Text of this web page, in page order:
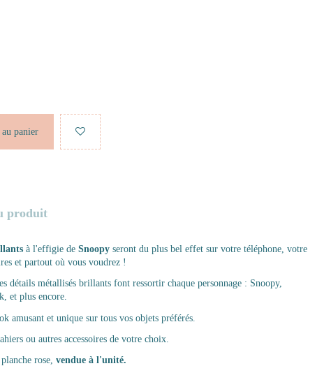
panier
produit
à l'effigie de Snoopy seront du plus bel effet sur votre téléphone, votre
et partout où vous voudrez !
détails métallisés brillants font ressortir chaque personnage : Snoopy,
et plus encore.
amusant et unique sur tous vos objets préférés.
ou autres accessoires de votre choix.
rose, vendue à l'unité.